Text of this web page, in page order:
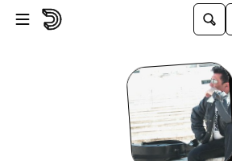
Skip to main content